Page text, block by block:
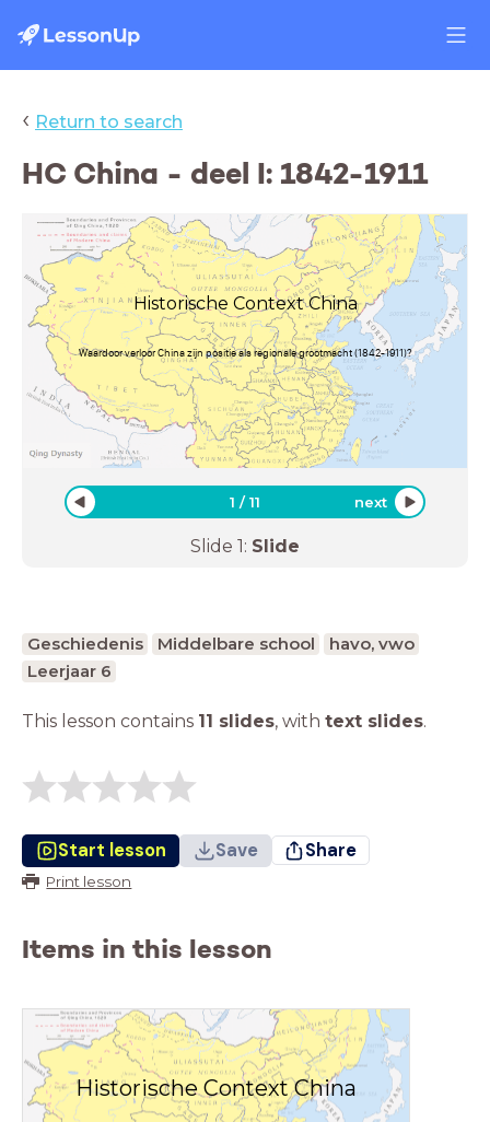
‹ Return to search
HC China - deel I: 1842-1911
Historische Context China
Waardoor verloor China zijn positie als regionale grootmacht (1842-1911)?
1 /11 next
Slide 1: Slide
Geschiedenis Middelbare school
havo, vwo
Leerjaar 6
This lesson contains 11 slides, with text slides.
Start lesson Save Share
Print lesson
Items in this lesson
Historische Context China